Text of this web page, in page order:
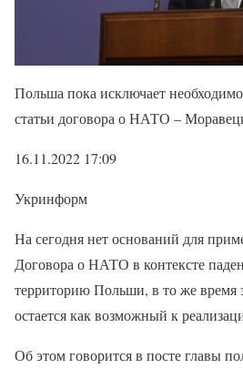
Польша пока исключает
статьи договора о НАТО –
16.11.2022 17:09
Укринформ
На сегодня нет оснований для
Договора о НАТО в контексте
территорию Польши, в то же время
остается как возможный к
Об этом говорится в посте главы